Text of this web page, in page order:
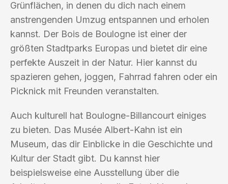
Grünflächen, in denen du dich nach einem
anstrengenden Umzug entspannen und erholen
kannst. Der Bois de Boulogne ist einer der
größten Stadtparks Europas und bietet dir eine
perfekte Auszeit in der Natur. Hier kannst du
spazieren gehen, joggen, Fahrrad fahren oder ein
Picknick mit Freunden veranstalten.
Auch kulturell hat Boulogne-Billancourt einiges
zu bieten. Das Musée Albert-Kahn ist ein
Museum, das dir Einblicke in die Geschichte und
Kultur der Stadt gibt. Du kannst hier
beispielsweise eine Ausstellung über die